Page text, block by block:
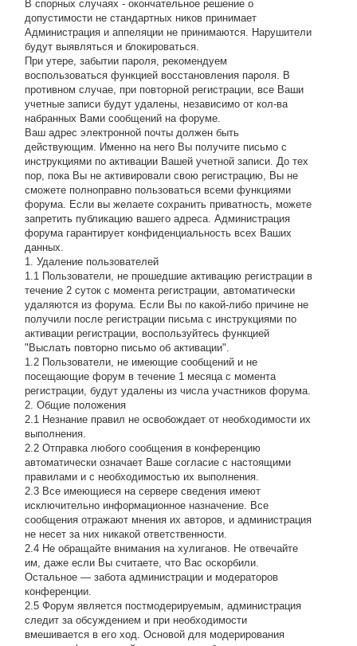
В спорных случаях - окончательное решение о
допустимости не стандартных ников принимает
Администрация и аппеляции не принимаются. Нарушители
будут выявляться и блокироваться.
При утере, забытии пароля, рекомендуем
воспользоваться функцией восстановления пароля. В
противном случае, при повторной регистрации, все Ваши
учетные записи будут удалены, независимо от кол-ва
набранных Вами сообщений на форуме.
Ваш адрес электронной почты должен быть
действующим. Именно на него Вы получите письмо с
инструкциями по активации Вашей учетной записи. До тех
пор, пока Вы не активировали свою регистрацию, Вы не
сможете полноправно пользоваться всеми функциями
форума. Если вы желаете сохранить приватность, можете
запретить публикацию вашего адреса. Администрация
форума гарантирует конфиденциальность всех Ваших
данных.
1. Удаление пользователей
1.1 Пользователи, не прошедшие активацию регистрации в
течение 2 суток с момента регистрации, автоматически
удаляются из форума. Если Вы по какой-либо причине не
получили после регистрации письма с инструкциями по
активации регистрации, воспользуйтесь функцией
"Выслать повторно письмо об активации".
1.2 Пользователи, не имеющие сообщений и не
посещающие форум в течение 1 месяца с момента
регистрации, будут удалены из числа участников форума.
2. Общие положения
2.1 Hезнание правил не освобождает от необходимости их
выполнения.
2.2 Отправка любого сообщения в конференцию
автоматически означает Ваше согласие с настоящими
правилами и с необходимостью их выполнения.
2.3 Все имеющиеся на сервере сведения имеют
исключительно информационное назначение. Все
сообщения отражают мнения их авторов, и администрация
не несет за них никакой ответственности.
2.4 Не обращайте внимания на хулиганов. Не отвечайте
им, даже если Вы считаете, что Вас оскорбили.
Остальное — забота администрации и модераторов
конференции.
2.5 Форум является постмодерируемым, администрация
следит за обсуждением и при необходимости
вмешивается в его ход. Основой для модерирования